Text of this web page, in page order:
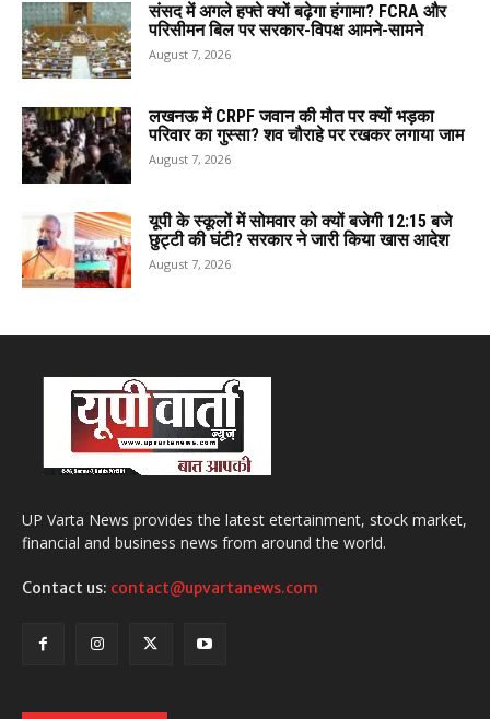
संसद में अगले हफ्ते क्यों बढ़ेगा हंगामा? FCRA और
परिसीमन बिल पर सरकार-विपक्ष आमने-सामने
August 7, 2026
लखनऊ में CRPF जवान की मौत पर क्यों भड़का
परिवार का गुस्सा? शव चौराहे पर रखकर लगाया जाम
August 7, 2026
यूपी के स्कूलों में सोमवार को क्यों बजेगी 12:15 बजे
छुट्टी की घंटी? सरकार ने जारी किया खास आदेश
August 7, 2026
UP Varta News provides the latest etertainment, stock market,
financial and business news from around the world.
Contact us: contact@upvartanews.com